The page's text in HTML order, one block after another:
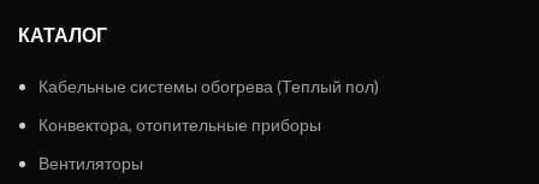
КАТАЛОГ
Кабельные системы обогрева (Теплый пол)
Конвектора, отопительные приборы
Вентиляторы